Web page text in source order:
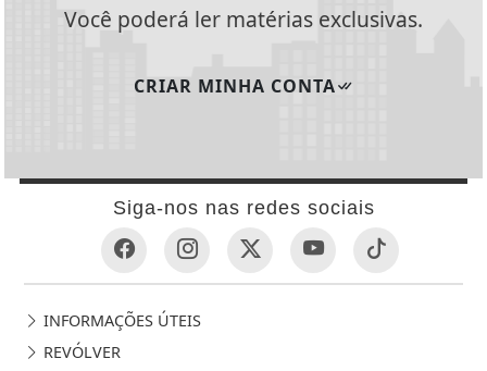
Você poderá ler matérias exclusivas.
CRIAR MINHA CONTA
Siga-nos nas redes sociais
INFORMAÇÕES ÚTEIS
REVÓLVER